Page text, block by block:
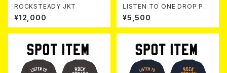
ROCKSTEADY JKT
¥12,000
LISTEN TO ONE DROP PAN
THERS TEE 【 H.Gray 】
¥5,500